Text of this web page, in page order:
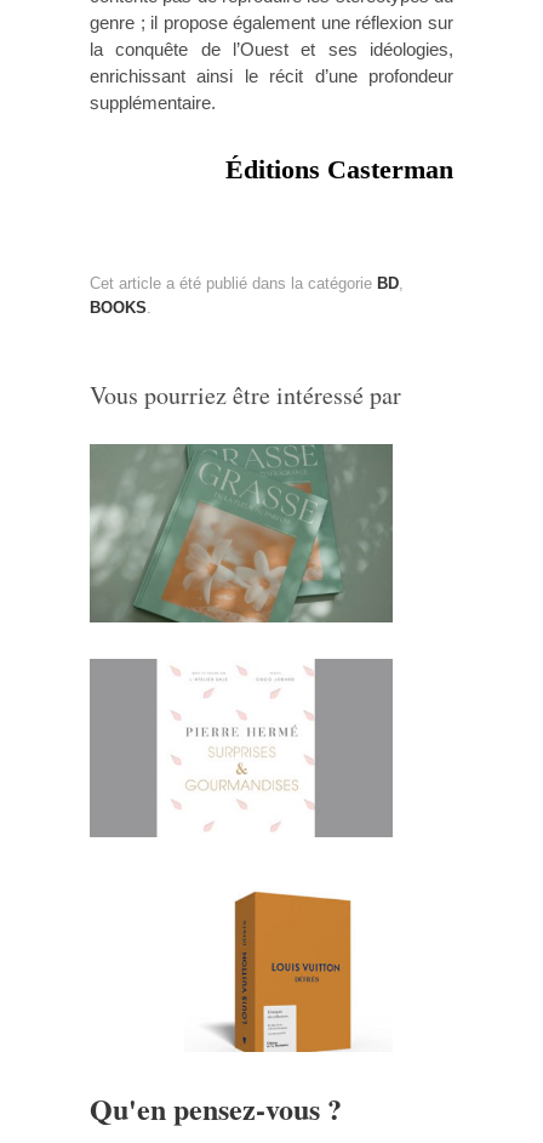
genre ; il propose également une réflexion sur
la conquête de l’Ouest et ses idéologies,
enrichissant ainsi le récit d’une profondeur
supplémentaire.
Éditions Casterman
Cet article a été publié dans la catégorie BD
BOOKS
Vous pourriez être intéressé par
Qu'en pensez-vous ?